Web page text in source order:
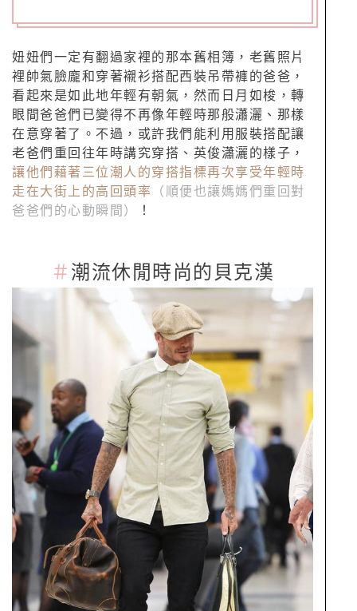
妞妞們一定有翻過家裡的那本舊相簿，老舊照片
裡帥氣臉龐和穿著襯衫搭配西裝吊帶褲的爸爸，
看起來是如此地年輕有朝氣，然而日月如梭，轉
眼間爸爸們已變得不再像年輕時那般瀟灑、那樣
在意穿著了。不過，或許我們能利用服裝搭配讓
老爸們重回往年時講究穿搭、英俊瀟灑的樣子，
讓他們藉著三位潮人的穿搭指標再次享受年輕時
走在大街上的高回頭率 （順便也讓媽媽們重回對
爸爸們的心動瞬間）
！
＃ 潮流休閒時尚的貝克漢